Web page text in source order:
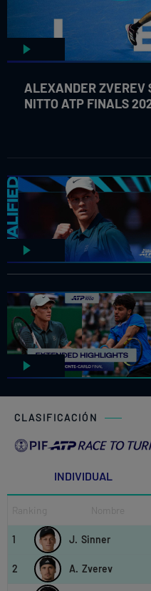
ALEXANDER ZVEREV
NITTO ATP FINALS
CLASIFICACIÓN
INDIVIDUAL
1 J. Sinner
2 A. Zverev